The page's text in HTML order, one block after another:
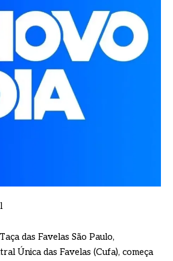
das Favelas São Paulo,
Única das Favelas (Cufa), começa